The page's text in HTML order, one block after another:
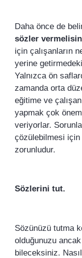
Daha önce de
sözler
için çalışanların
yerine
Yalnızca ön
zamanda orta
eğitime ve
yapmak çok
veriyorlar.
çözülebilmesi için
zorunludur.
Sözlerini tut.
Sözünüzü tutma
olduğunuzu
bileceksiniz.